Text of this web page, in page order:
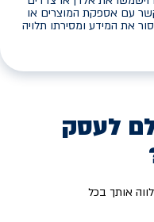
עם אספקת המוצרים או
את המידע ומסירתו תלויה
לעסק
אותך בכל